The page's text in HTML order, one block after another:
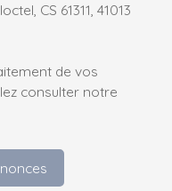
CS 61311, 41013
de vos
consulter notre